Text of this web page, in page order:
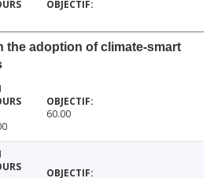
the adoption of climate-smart
60.00